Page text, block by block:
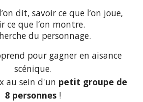
dit, savoir ce que l’on joue,
ce que l’on montre.
du personnage.
pour gagner en aisance
scénique.
au sein d'un petit groupe de
8 personnes !